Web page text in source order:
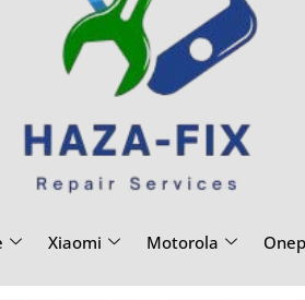
Xiaomi Motorola